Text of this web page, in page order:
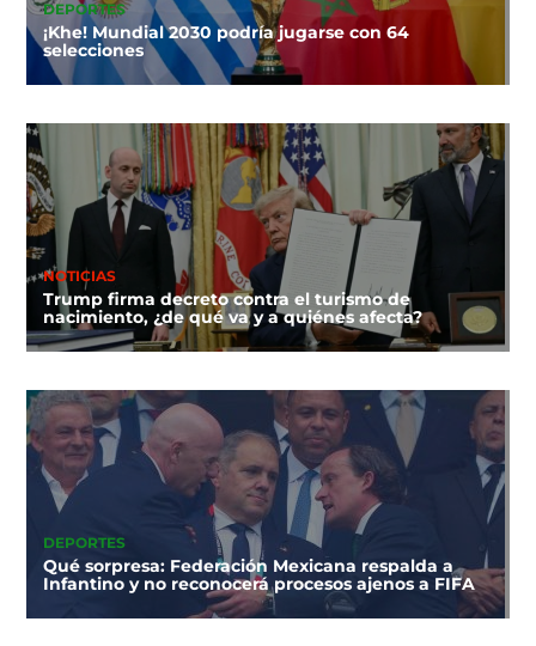
DEPORTES
¡Khe! Mundial 2030 podría jugarse con 64
selecciones
NOTICIAS
Trump firma decreto contra el turismo de
nacimiento, ¿de qué va y a quiénes afecta?
DEPORTES
Qué sorpresa: Federación Mexicana respalda a
Infantino y no reconocerá procesos ajenos a FIFA